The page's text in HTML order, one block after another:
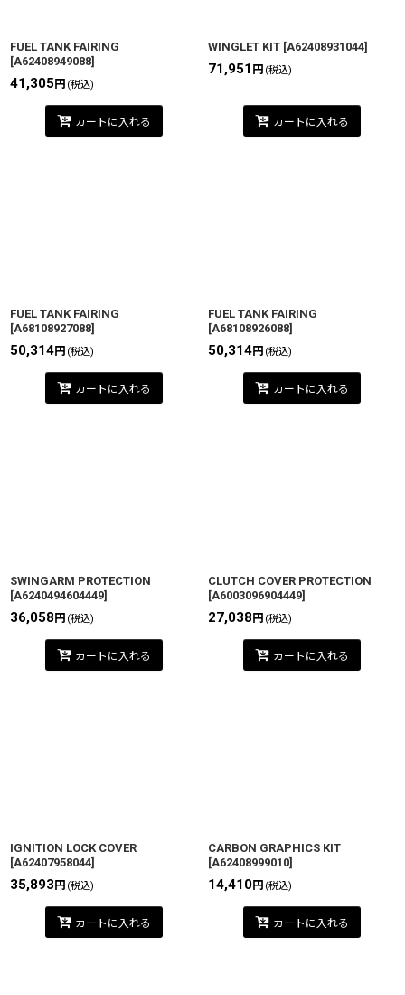
FUEL TANK FAIRING
[A62408949088]
41,305 円 (税込)
カートに入れる
WINGLET KIT [A62408931044]
71,951 円 (税込)
カートに入れる
FUEL TANK FAIRING
[A68108927088]
50,314円 (税込)
カートに入れる
FUEL TANK FAIRING
[A68108926088]
50,314円 (税込)
カートに入れる
SWINGARM PROTECTION
[A6240494604449]
36,058 円 (税込)
カートに入れる
CLUTCH COVER PROTECTION
[A6003096904449]
27,038 円 (税込)
カートに入れる
IGNITION LOCK COVER
[A62407958044]
35,893 円 (税込)
カートに入れる
CARBON GRAPHICS KIT
[A62408999010]
14,410円 (税込)
カートに入れる